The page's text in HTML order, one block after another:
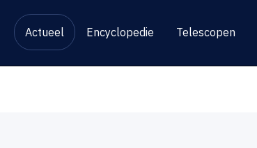
Actueel Encyclopedie Telescopen